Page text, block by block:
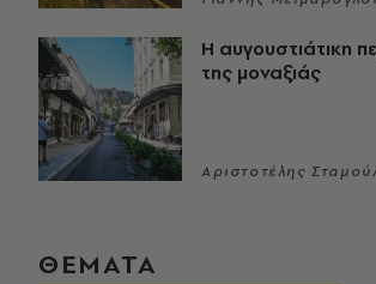
Η αυγουστιάτικη
της μοναξιάς
Αριστοτέλης
ΘΕΜΑΤΑ